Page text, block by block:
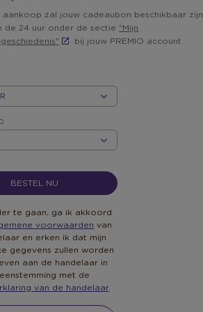
aankoop zal jouw cadeaubon beschikbaar zijn
de 24 uur onder de sectie "Mijn
bij jouw PREMIO account
BESTEL NU
te gaan, ga ik akkoord
voorwaarden van
en erken ik dat mijn
gegevens zullen worden
aan de handelaar in
met de
van de handelaar.